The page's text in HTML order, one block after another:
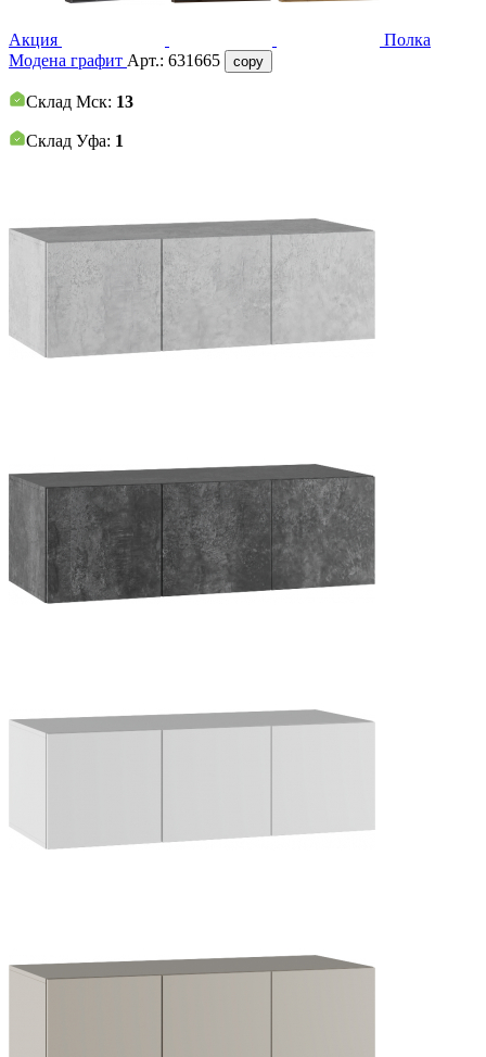
Акция
Полка
Модена графит Арт.: 631665 copy
Склад Мск: 13
Склад Уфа: 1